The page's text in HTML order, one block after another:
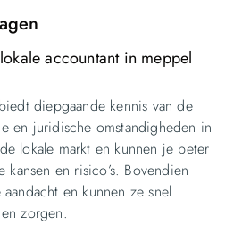
accountant in meppel
diepgaande kennis van de
en juridische omstandigheden in
lokale markt en kunnen je beter
kansen en risico’s. Bovendien
en kunnen ze snel
zorgen.